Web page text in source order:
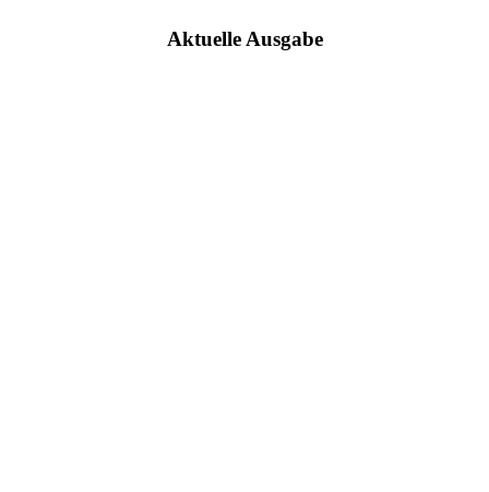
Aktuelle Ausgabe